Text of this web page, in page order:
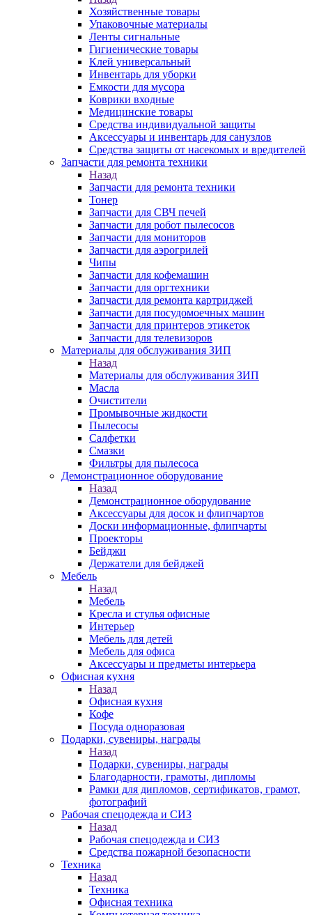
Хозяйственные товары
Упаковочные материалы
Ленты сигнальные
Гигиенические товары
Клей универсальный
Инвентарь для уборки
Емкости для мусора
Коврики входные
Медицинские товары
Средства индивидуальной защиты
Аксессуары и инвентарь для санузлов
Средства защиты от насекомых и вредителей
Запчасти для ремонта техники
Назад
Запчасти для ремонта техники
Тонер
Запчасти для СВЧ печей
Запчасти для робот пылесосов
Запчасти для мониторов
Запчасти для аэрогрилей
Чипы
Запчасти для кофемашин
Запчасти для оргтехники
Запчасти для ремонта картриджей
Запчасти для посудомоечных машин
Запчасти для принтеров этикеток
Запчасти для телевизоров
Материалы для обслуживания ЗИП
Назад
Материалы для обслуживания ЗИП
Масла
Очистители
Промывочные жидкости
Пылесосы
Салфетки
Смазки
Фильтры для пылесоса
Демонстрационное оборудование
Назад
Демонстрационное оборудование
Аксессуары для досок и флипчартов
Доски информационные, флипчарты
Проекторы
Бейджи
Держатели для бейджей
Мебель
Назад
Мебель
Кресла и стулья офисные
Интерьер
Мебель для детей
Мебель для офиса
Аксессуары и предметы интерьера
Офисная кухня
Назад
Офисная кухня
Кофе
Посуда одноразовая
Подарки, сувениры, награды
Назад
Подарки, сувениры, награды
Благодарности, грамоты, дипломы
Рамки для дипломов, сертификатов, грамот,
фотографий
Рабочая спецодежда и СИЗ
Назад
Рабочая спецодежда и СИЗ
Средства пожарной безопасности
Техника
Назад
Техника
Офисная техника